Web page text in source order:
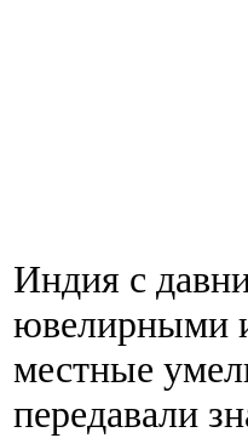
Индия с
ювелирными
местные
передавали